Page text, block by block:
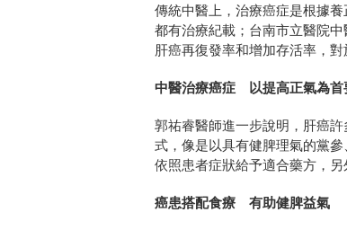
傳統中醫上，治療癌症是根據
都有治療紀載；台南市立醫院
肝癌再復發率和增加存活率，
中醫治療癌症 以提高正氣為首
郭祐睿醫師進一步說明，肝癌
式，像是以具有健脾理氣的黨
依照患者症狀給予適合藥方，另
癌患搭配食療 有助健脾益氣